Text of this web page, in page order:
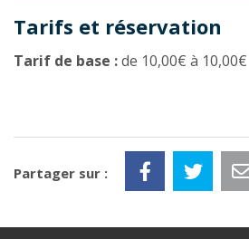
Tarifs et réservation
Tarif de base :de 10,00€ à 10,00€
Partager sur :